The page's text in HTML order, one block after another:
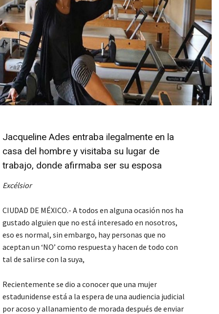
Jacqueline Ades entraba ilegalmente en la
casa del hombre y visitaba su lugar de
trabajo, donde afirmaba ser su esposa
Excélsior
CIUDAD DE MÉXICO.- A todos en alguna ocasión nos ha
gustado alguien que no está interesado en nosotros,
eso es normal, sin embargo, hay personas que no
aceptan un ‘NO’ como respuesta y hacen de todo con
tal de salirse con la suya,
Recientemente se dio a conocer que una mujer
estadunidense está a la espera de una audiencia judicial
por acoso y allanamiento de morada después de enviar